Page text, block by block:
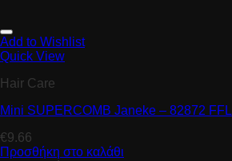
Add to Wishlist
Quick View
Hair Care
Mini SUPERCOMB Janeke – 82872 FFL
€9.66
Προσθήκη στο καλάθι